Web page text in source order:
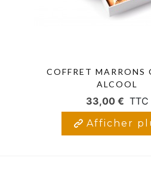
COFFRET MARRONS
ALCOOL
33,00 € TTC
Afficher